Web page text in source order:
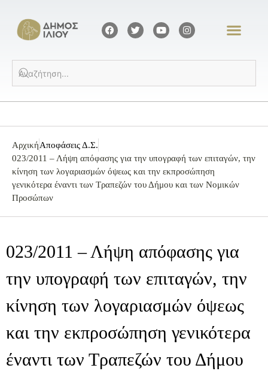
ΑρχικήΑποφάσεις Δ.Σ.
023/2011 – Λήψη απόφασης για την υπογραφή των επιταγών, την
κίνηση των λογαριασμών όψεως και την εκπροσώπηση
γενικότερα έναντι των Τραπεζών του Δήμου και των Νομικών
Προσώπων
023/2011 – Λήψη απόφασης για
την υπογραφή των επιταγών, την
κίνηση των λογαριασμών όψεως
και την εκπροσώπηση γενικότερα
έναντι των Τραπεζών του Δήμου